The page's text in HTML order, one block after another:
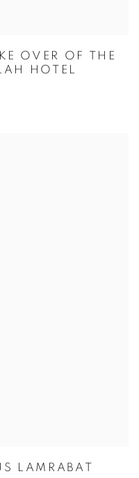
OVER OF THE
HOTEL
LAMRABAT